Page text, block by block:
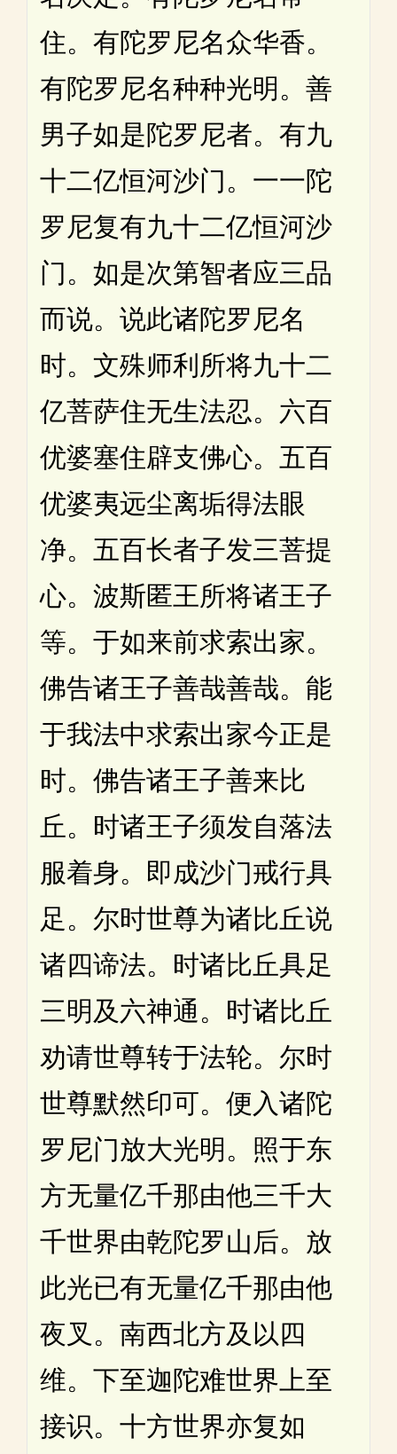
住。有陀罗尼名众华香。
有陀罗尼名种种光明。善
男子如是陀罗尼者。有九
十二亿恒河沙门。一一陀
罗尼复有九十二亿恒河沙
门。如是次第智者应三品
而说。说此诸陀罗尼名
时。文殊师利所将九十二
亿菩萨住无生法忍。六百
优婆塞住辟支佛心。五百
优婆夷远尘离垢得法眼
净。五百长者子发三菩提
心。波斯匿王所将诸王子
等。于如来前求索出家。
佛告诸王子善哉善哉。能
于我法中求索出家今正是
时。佛告诸王子善来比
丘。时诸王子须发自落法
服着身。即成沙门戒行具
足。尔时世尊为诸比丘说
诸四谛法。时诸比丘具足
三明及六神通。时诸比丘
劝请世尊转于法轮。尔时
世尊默然印可。便入诸陀
罗尼门放大光明。照于东
方无量亿千那由他三千大
千世界由乾陀罗山后。放
此光已有无量亿千那由他
夜叉。南西北方及以四
维。下至迦陀难世界上至
接识。十方世界亦复如